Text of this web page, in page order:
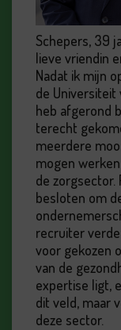
Schepers, 39
lieve vriendin
Nadat ik mijn
de
heb afgerond
terecht
meerdere
mogen
de zorgsector.
besloten om
recruiter
voor gekozen
van de
expertise ligt,
dit veld, maar
deze sector.